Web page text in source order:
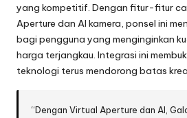
yang kompetitif. Dengan fitur-fitur
Aperture dan AI kamera, ponsel ini
bagi pengguna yang menginginkan
harga terjangkau. Integrasi ini
teknologi terus mendorong batas
“Dengan Virtual Aperture dan AI,